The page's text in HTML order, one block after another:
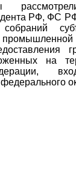
РФ, ФС
собраний
промышленной
на